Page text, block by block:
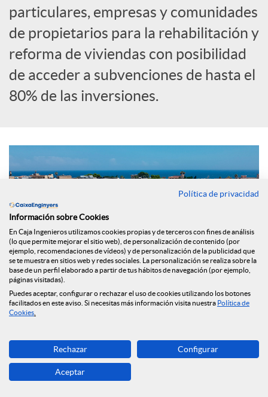
l
e
s
particulares, empresas y comunidades
de propietarios para la rehabilitación y
reforma de viviendas con posibilidad
de acceder a subvenciones de hasta el
80% de las inversiones.
ambiente, elGrupo Caja de Ingenieros ha reforzado su
cartera de productos con el lanzamiento del nuevo
Préstamo ECO Rehabilita,
que estará disponible para sus
socios y socias, con el objetivo de colaborar en la concesión
Política de privacidad
Información sobre Cookies
En Caja Ingenieros utilizamos cookies propias y de terceros con fines de análisis
(lo que permite mejorar el sitio web), de personalización de contenido (por
ejemplo, recomendaciones de vídeos) y de personalización de la publicidad que
se te muestra en sitios web y redes sociales. La personalización se realiza sobre la
base de un perfil elaborado a partir de tus hábitos de navegación (por ejemplo,
páginas visitadas).
Puedes aceptar, configurar o rechazar el uso de cookies utilizando los botones
facilitados en este aviso. Si necesitas más información visita nuestra Política de
Cookies
Rechazar Configurar
Aceptar